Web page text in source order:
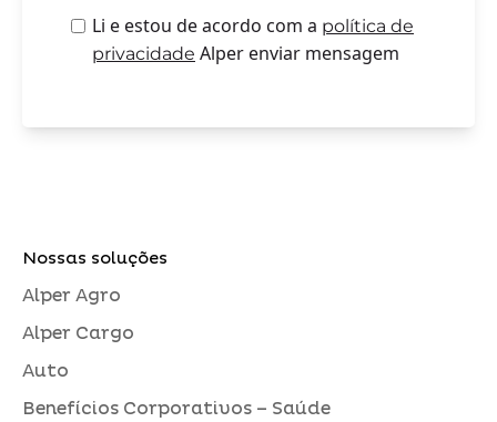
Li e estou de acordo com a política de
privacidade Alper enviar mensagem
Nossas soluções
Alper Agro
Alper Cargo
Auto
Benefícios Corporativos – Saúde